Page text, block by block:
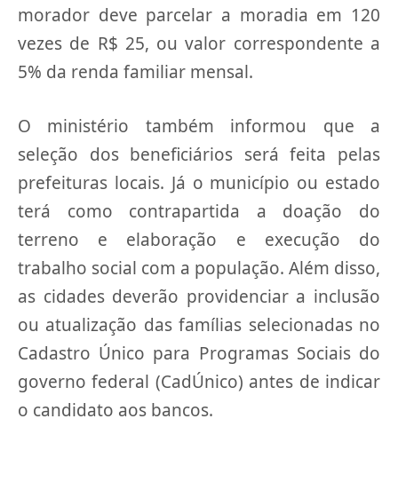
morador deve parcelar a moradia em 120
vezes de R$ 25, ou valor correspondente a
5% da renda familiar mensal.
O ministério também informou que a
seleção dos beneficiários será feita pelas
prefeituras locais. Já o município ou estado
terá como contrapartida a doação do
terreno e elaboração e execução do
trabalho social com a população. Além disso,
as cidades deverão providenciar a inclusão
ou atualização das famílias selecionadas no
Cadastro Único para Programas Sociais do
governo federal (CadÚnico) antes de indicar
o candidato aos bancos.